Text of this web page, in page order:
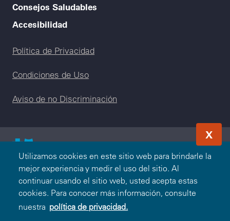
Utilizamos cookies en este sitio web para brindarle la
mejor experiencia y medir el uso del sitio. Al
continuar usando el sitio web, usted acepta estas
cookies. Para conocer más información, consulte
nuestra política de privacidad.
X
Consejos Saludables
Accesibilidad
Legal menu
Política de Privacidad
Condiciones de Uso
Aviso de no Discriminación
© 2000-2026 Blue Cross and Blue Shield Association —
Todos los Derechos Reservados. El programa Blue365 es
presentado a usted por Blue Cross and Blue Shield
Association. Blue Cross and Blue Shield Association es una
asociación de Compañías Blue Cross y/o Blue Shield